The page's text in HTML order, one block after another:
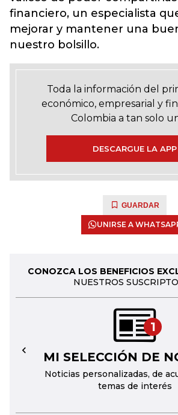
financiero, un especialista
mejorar y mantener una
nuestro bolsillo.
Toda la información del
económico, empresarial y
Colombia a tan solo
DESCARGUE LA APP
GUARDAR
UNIRSE A
CONOZCA LOS BENEFICIOS
NUESTROS
1
MI SELECCIÓN DE
Noticias personalizadas, de
temas de interés
←